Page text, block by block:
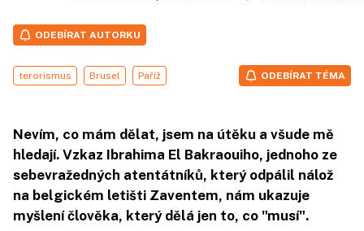
ODEBÍRAT AUTORKU
terorismus Brusel Paříž ODEBÍRAT TÉMA
Nevím, co mám dělat, jsem na útěku a všude mě
hledají. Vzkaz Ibrahima El Bakraouiho, jednoho ze
sebevražedných atentátníků, který odpálil nálož
na belgickém letišti Zaventem, nám ukazuje
myšlení člověka, který dělá jen to, co "musí".